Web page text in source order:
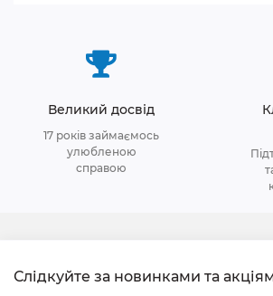
Великий досвід
17 років займаємось
улюбленою
справою
Слідкуйте за новинками та